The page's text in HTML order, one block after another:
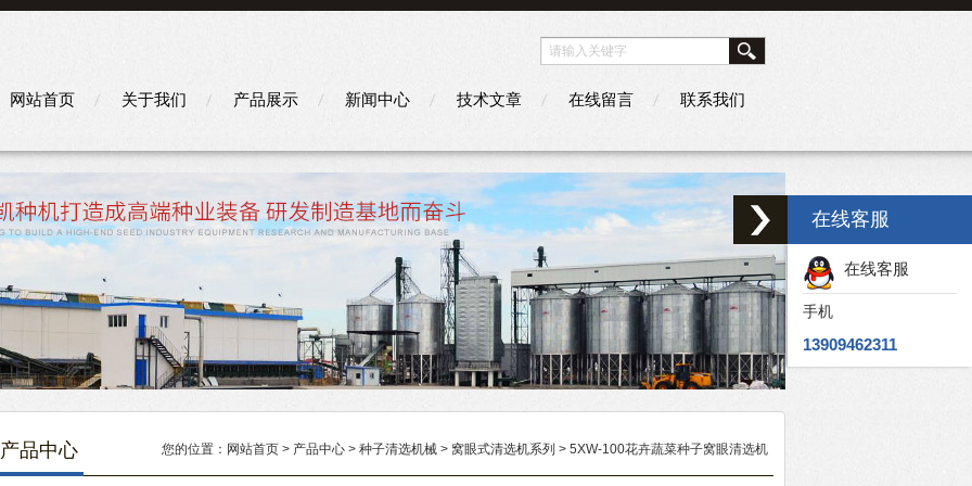
网站首页 关于我们 产品展示 新闻中心 技术文章 在线留言 联系我们
产品中心 您的位置： 网站首页 > 产品中心 > 种子清选机械 > 窝眼式清选机系列 > 5XW-100花卉蔬菜种子窝眼清选机
在线客服
在线客服
手机
13909462311